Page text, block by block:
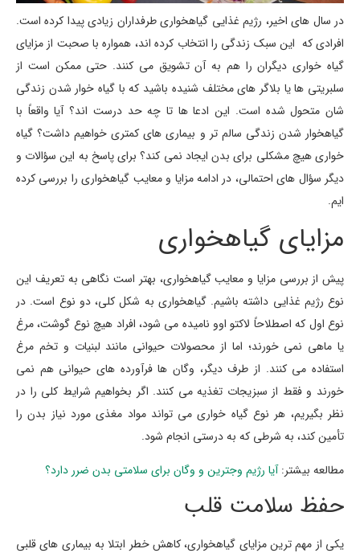
در سال های اخیر، رژیم غذایی گیاهخواری طرفداران زیادی پیدا کرده است.
افرادی که این سبک زندگی را انتخاب کرده اند، همواره با صحبت از مزایای
گیاه خواری دیگران را هم به آن تشویق می کنند. حتی ممکن است از
سلبریتی ها یا بلاگر های مختلف شنیده باشید که با گیاه خوار شدن زندگی
شان متحول شده است. این ادعا ها تا چه حد درست اند؟ آیا واقعاً با
گیاهخوار شدن زندگی سالم تر و بیماری های کمتری خواهیم داشت؟ گیاه
خواری هیچ مشکلی برای بدن ایجاد نمی کند؟ برای پاسخ به این سؤالات و
دیگر سؤال های احتمالی، در ادامه مزایا و معایب گیاهخواری را بررسی کرده
ایم.
مزایای گیاهخواری
پیش از بررسی مزایا و معایب گیاهخواری، بهتر است نگاهی به تعریف این
نوع رژیم غذایی داشته باشیم. گیاهخواری به شکل کلی، دو نوع است. در
نوع اول که اصطلاحاً لاکتو اوو نامیده می شود، افراد هیچ نوع گوشت، مرغ
یا ماهی نمی خورند؛ اما از محصولات حیوانی مانند لبنیات و تخم مرغ
استفاده می کنند. از طرف دیگر، وگان ها فرآورده های حیوانی هم نمی
خورند و فقط از سبزیجات تغذیه می کنند. اگر بخواهیم شرایط کلی را در
نظر بگیریم، هر نوع گیاه خواری می تواند مواد مغذی مورد نیاز بدن را
تأمین کند، به شرطی که به درستی انجام شود.
مطالعه بیشتر:آیا رژیم وجترین و وگان برای سلامتی بدن ضرر دارد؟
حفظ سلامت قلب
یکی از مهم ترین مزایای گیاهخواری، کاهش خطر ابتلا به بیماری های قلبی